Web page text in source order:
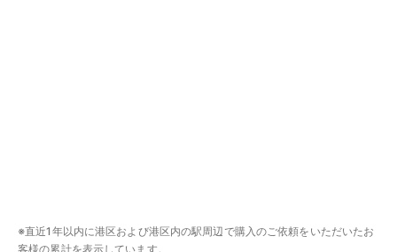
※直近1年以内に港区および港区内の駅周辺で購入のご依頼をいただいたお
客様の累計を表示しています。